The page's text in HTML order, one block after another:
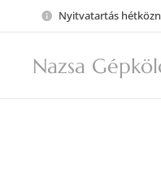
Nyitvatartás
Nazsa